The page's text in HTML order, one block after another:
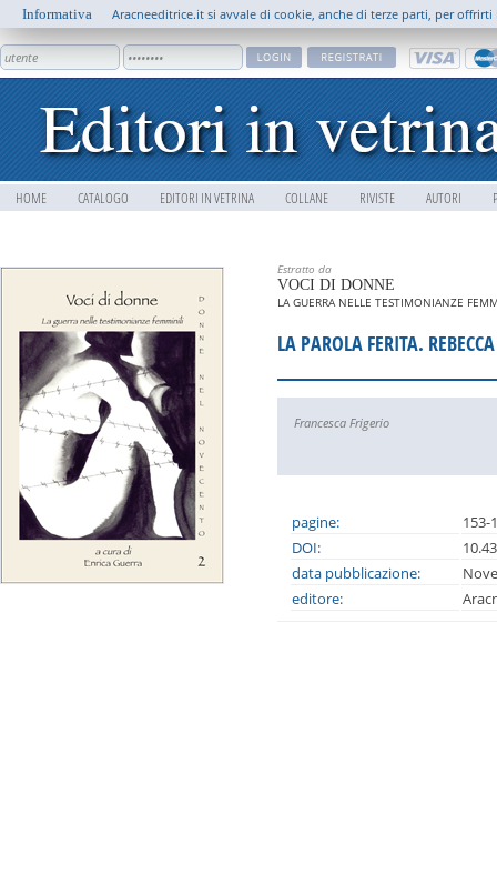
HOME CATALOGO EDITORI IN VETRINA COLLANE RIVISTE AUTORI
Informativa Aracneeditrice.it si avvale di cookie, anche di terze parti, per
Estratto da
VOCI DI DONNE
LA GUERRA NELLE TESTIMONIANZE
LA PAROLA FERITA.
Francesca Frigerio
pagine:
153-
DOI:
data pubblicazione:
editore: